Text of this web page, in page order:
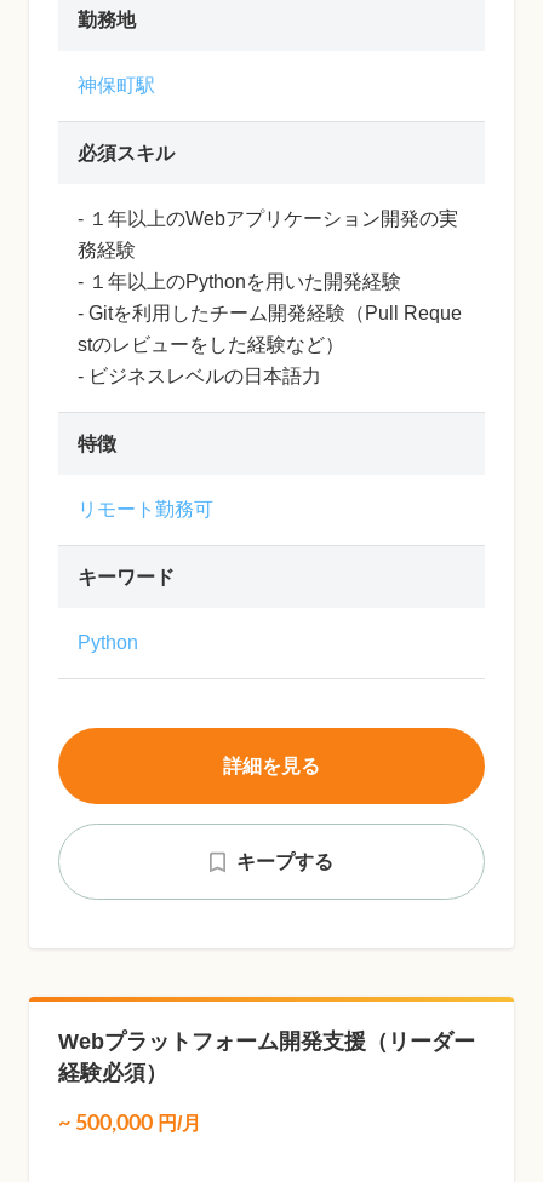
勤務地
神保町駅
必須スキル
- １年以上のWebアプリケーション開発の実
務経験
- １年以上のPythonを用いた開発経験
- Gitを利用したチーム開発経験（Pull Reque
stのレビューをした経験など）
- ビジネスレベルの日本語力
特徴
リモート勤務可
キーワード
Python
キープする
詳細を見る
Webプラットフォーム開発支援（リーダー
経験必須）
~ 500,000 円/月